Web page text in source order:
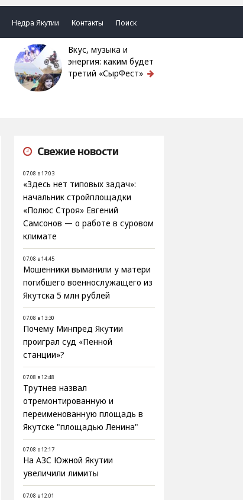
Недра Якутии Контакты Поиск
Вкус, музыка и
энергия: каким будет
третий «СырФест»
Свежие новости
07.08 в 17:03
«Здесь нет типовых задач»:
начальник стройплощадки
«Полюс Строя» Евгений
Самсонов — о работе в суровом
климате
07.08 в 14:45
Мошенники выманили у матери
погибшего военнослужащего из
Якутска 5 млн рублей
07.08 в 13:30
Почему Минпред Якутии
проиграл суд «Пенной
станции»?
07.08 в 12:48
Трутнев назвал
отремонтированную и
переименованную площадь в
Якутске "площадью Ленина"
07.08 в 12:17
На АЗС Южной Якутии
увеличили лимиты
07.08 в 12:01